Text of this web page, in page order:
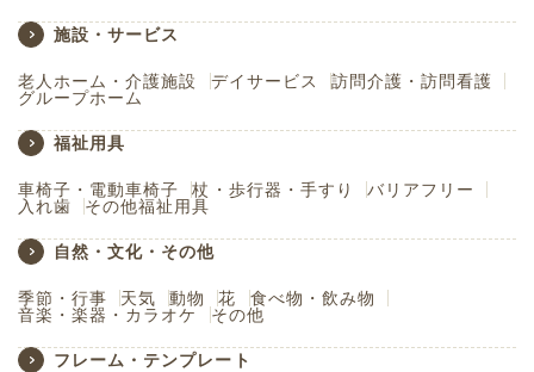
施設・サービス
老人ホーム・介護施設 デイサービス
訪問介護・訪問看護
グループホーム
福祉用具
車椅子・電動車椅子 杖・歩行器・手すり
バリアフリー
入れ歯
その他福祉用具
自然・文化・その他
季節・行事 天気 動物 花
食べ物・飲み物
音楽・楽器・カラオケ
その他
フレーム・テンプレート